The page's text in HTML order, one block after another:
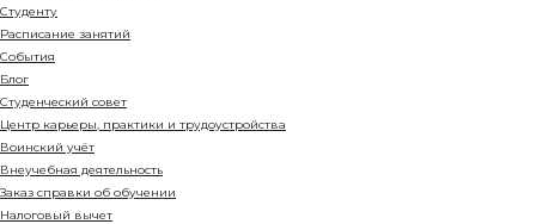
Студенту
Расписание занятий
События
Блог
Студенческий совет
Центр карьеры, практики и трудоустройства
Воинский учёт
Внеучебная деятельность
Заказ справки об обучении
Налоговый вычет